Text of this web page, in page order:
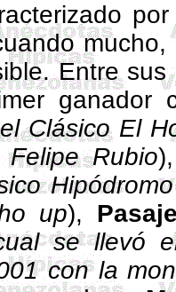
Entre
ganador
Clásico El
Rubio
up),
se llevó
con la